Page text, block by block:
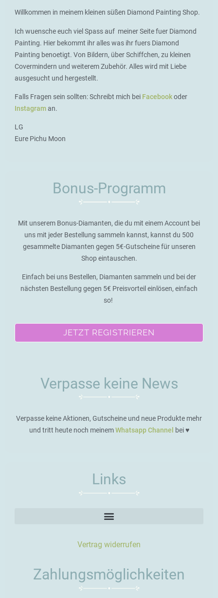
Willkommen in meinem kleinen süßen Diamond Painting Shop.
Ich wuensche euch viel Spass auf meiner Seite fuer Diamond
Painting. Hier bekommt ihr alles was ihr fuers Diamond
Painting benoetigt. Von Bildern, über Schiffchen, zu kleinen
Covermindern und weiterem Zubehör. Alles wird mit Liebe
ausgesucht und hergestellt.
Falls Fragen sein sollten: Schreibt mich bei Facebookoder
Instagraman.
LG
Eure Pichu Moon
Bonus-Programm
Mit unserem Bonus-Diamanten, die du mit einem Account bei
uns mit jeder Bestellung sammeln kannst, kannst du 500
gesammelte Diamanten gegen 5€-Gutscheine für unseren
Shop eintauschen.
Einfach bei uns Bestellen, Diamanten sammeln und bei der
nächsten Bestellung gegen 5€ Preisvorteil einlösen, einfach
so!
JETZT REGISTRIEREN
Verpasse keine News
Verpasse keine Aktionen, Gutscheine und neue Produkte mehr
und tritt heute noch meinemWhatsapp Channel bei ♥️
Links
Vertrag widerrufen
Zahlungsmöglichkeiten